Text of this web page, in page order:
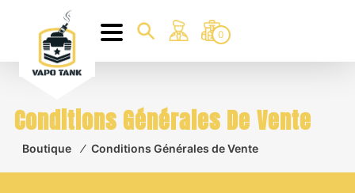
0
Conditions Générales De Vente
Boutique ⁄ Conditions Générales de Vente